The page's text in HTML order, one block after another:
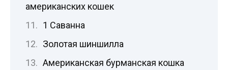
американских кошек
1 Саванна
Золотая шиншилла
Американская бурманская кошка